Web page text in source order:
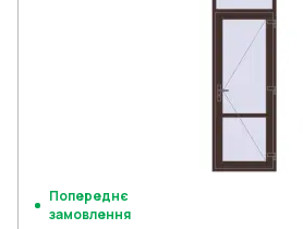
Попереднє
замовлення